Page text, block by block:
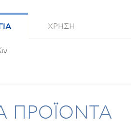
ΧΡΗΣΗ
ΠΡΟΪΟΝΤΑ